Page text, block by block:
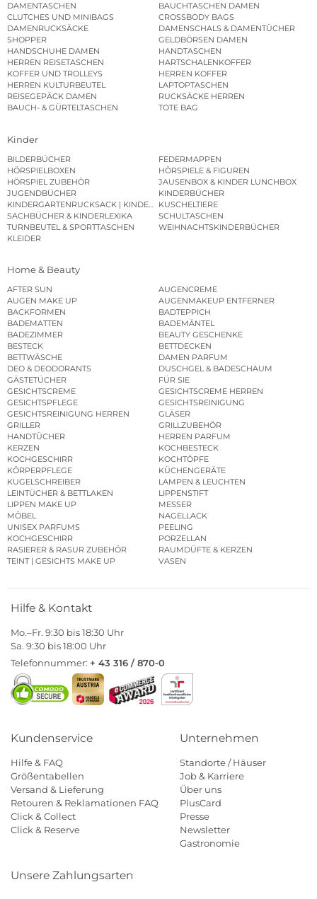
DAMENTASCHEN
BAUCHTASCHEN DAMEN
CLUTCHES UND MINIBAGS
CROSSBODY BAGS
DAMENRUCKSÄCKE
DAMENSCHALS & DAMENTÜCHER
SHOPPER
GELDBÖRSEN DAMEN
HANDSCHUHE DAMEN
HANDTASCHEN
HERREN REISETASCHEN
HARTSCHALENKOFFER
KOFFER UND TROLLEYS
HERREN KOFFER
HERREN KULTURBEUTEL
LAPTOPTASCHEN
REISEGEPÄCK DAMEN
RUCKSÄCKE HERREN
BAUCH- & GÜRTELTASCHEN
TOTE BAG
Kinder
BILDERBÜCHER
FEDERMAPPEN
HÖRSPIELBOXEN
HÖRSPIELE & FIGUREN
HÖRSPIEL ZUBEHÖR
JAUSENBOX & KINDER LUNCHBOX
JUGENDBÜCHER
KINDERBÜCHER
KINDERGARTENRUCKSACK | KINDERGARTENBEUTEL
KUSCHELTIERE
SACHBÜCHER & KINDERLEXIKA
SCHULTASCHEN
TURNBEUTEL & SPORTTASCHEN
WEIHNACHTSKINDERBÜCHER
KLEIDER
Home & Beauty
AFTER SUN
AUGENCREME
AUGEN MAKE UP
AUGENMAKEUP ENTFERNER
BACKFORMEN
BADTEPPICH
BADEMATTEN
BADEMÄNTEL
BADEZIMMER
BEAUTY GESCHENKE
BESTECK
BETTDECKEN
BETTWÄSCHE
DAMEN PARFUM
DEO & DEODORANTS
DUSCHGEL & BADESCHAUM
GÄSTETÜCHER
FÜR SIE
GESICHTSCREME
GESICHTSCREME HERREN
GESICHTSPFLEGE
GESICHTSREINIGUNG
GESICHTSREINIGUNG HERREN
GLÄSER
GRILLER
GRILLZUBEHÖR
HANDTÜCHER
HERREN PARFUM
KERZEN
KOCHBESTECK
KOCHGESCHIRR
KOCHTÖPFE
KÖRPERPFLEGE
KÜCHENGERÄTE
KUGELSCHREIBER
LAMPEN & LEUCHTEN
LEINTÜCHER & BETTLAKEN
LIPPENSTIFT
LIPPEN MAKE UP
MESSER
MÖBEL
NAGELLACK
UNISEX PARFUMS
PEELING
KOCHGESCHIRR
PORZELLAN
RASIERER & RASUR ZUBEHÖR
RAUMDÜFTE & KERZEN
TEINT | GESICHTS MAKE UP
VASEN
Hilfe & Kontakt
Mo.–Fr. 9:30 bis 18:30 Uhr
Sa. 9:30 bis 18:00 Uhr
Telefonnummer: + 43 316 / 870-0
Kundenservice
Hilfe & FAQ
Größentabellen
Versand & Lieferung
Retouren & Reklamationen FAQ
Click & Collect
Click & Reserve
Unternehmen
Standorte / Häuser
Job & Karriere
Über uns
PlusCard
Presse
Newsletter
Gastronomie
Unsere Zahlungsarten